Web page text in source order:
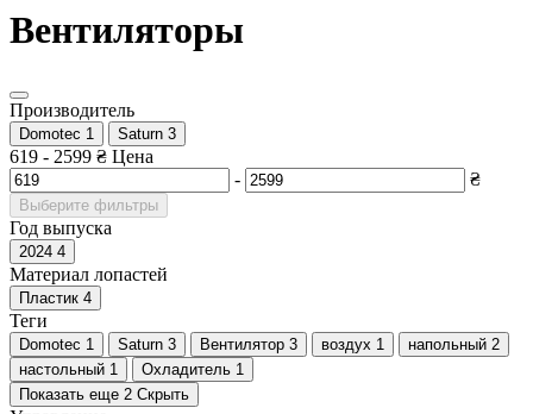
Вентиляторы
Производитель
Domotec 1 Saturn 3
619 - 2599 ₴ Цена
-
₴
Выберите фильтры
Год выпуска
2024 4
Материал лопастей
Пластик 4
Теги
Domotec 1 Saturn 3 Вентилятор 3 воздух 1 напольный 2
настольный 1 Охладитель 1
Показать еще 2 Скрыть